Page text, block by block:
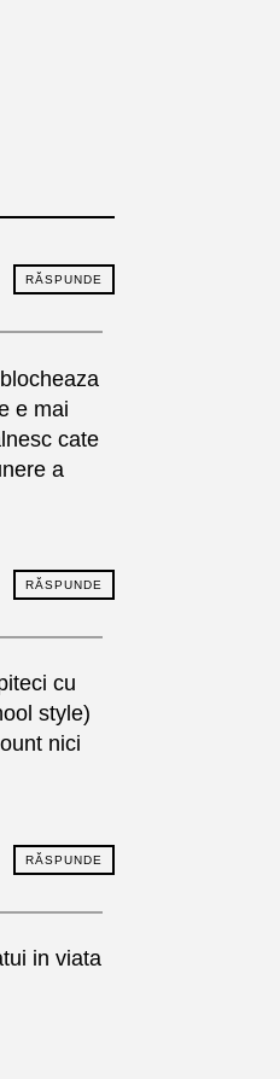
RĂSPUNDE
e mai
cate
a
RĂSPUNDE
cu
style)
nici
RĂSPUNDE
in viata